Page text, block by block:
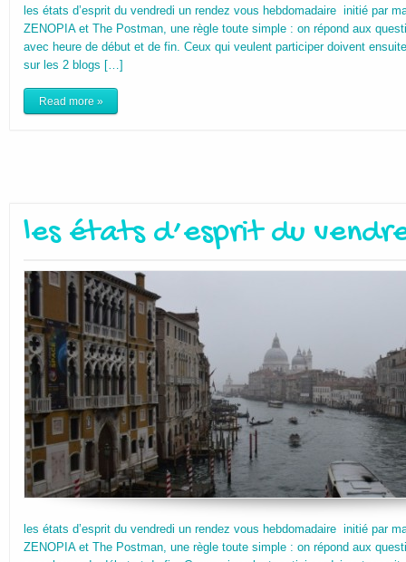
les états d’esprit du vendredi un rendez vous hebdomadaire initié par
ZENOPIA et The Postman, une règle toute simple : on répond aux
avec heure de début et de fin. Ceux qui veulent participer doivent
sur les 2 blogs […]
Read more »
les états d’esprit du
les états d’esprit du vendredi un rendez vous hebdomadaire initié par
ZENOPIA et The Postman, une règle toute simple : on répond aux